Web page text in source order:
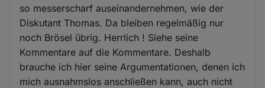
so messerscharf auseinandernehmen, wie der
Diskutant Thomas. Da bleiben regelmäßig nur
noch Brösel übrig. Herrlich ! Siehe seine
Kommentare auf die Kommentare. Deshalb
brauche ich hier seine Argumentationen, denen ich
mich ausnahmslos anschließen kann, auch nicht